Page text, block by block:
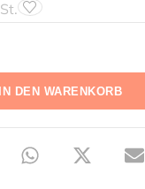
IN DEN WARENKORB